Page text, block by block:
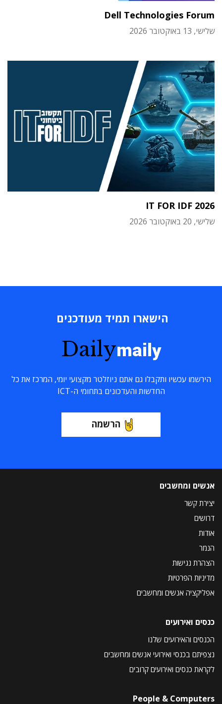
Dell Technologies Forum
שלישי, 13 באוקטובר 2026
IT FOR IDF 2026
שלישי, 20 באוקטובר 2026
הישארו תמיד מעודכנים
Dailymaily
הירשמו עכשיו ותקבלו גם אתם ניוזלטר מקצועי יומי, המרכז את כל
החדשות והעדכונים בתחומי ה-ICT
הרשמה
אנשים ומחשבים
יצירת קשר
דרושים
אודות
הנמר
הצהרת נגישות
מדיניות הפרטיות
אפליקציה אנשים ומחשבים
כנסים ואירועים
הכנסים והאירועים שלנו
נצפיתם בכנסי ואירועי אנשים ומחשבים
לקראת כנסים ואירועים קרובים
People & Computers